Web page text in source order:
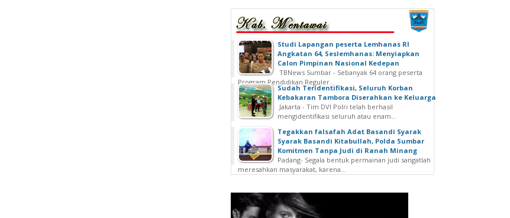
Studi Lapangan peserta Lemhanas RI
Angkatan 64, Seslemhanas: Menyiapkan
Calon Pimpinan Nasional Kedepan
TBNews Sumbar - Sebanyak 64 orang peserta
Program Pendidikan Reguler...
Sudah Teridentifikasi, Seluruh Korban
Kebakaran Tambora Diserahkan ke Keluarga
Jakarta - Tim DVI Polri telah berhasil
mengidentifikasi seluruh atau enam...
Tegakkan falsafah Adat Basandi Syarak
Syarak Basandi Kitabullah, Polda Sumbar
Komitmen Tanpa Judi di Ranah Minang
Padang- Segala bentuk permainan judi sangatlah
meresahkan masyarakat, karena...